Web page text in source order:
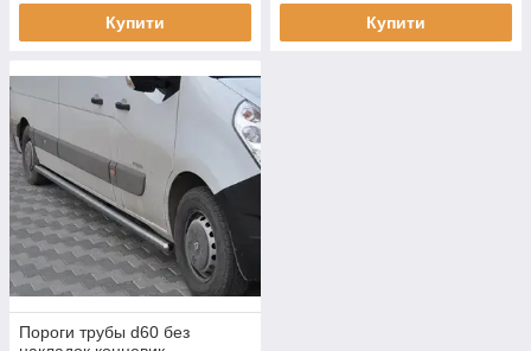
Купити Купити
Пороги трубы d60 без